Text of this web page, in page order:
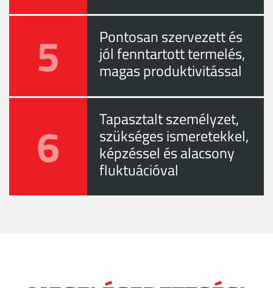
5 Pontosan szervezett és
jól fenntartott termelés,
magas produktivitással
6 Tapasztalt személyzet,
szükséges ismeretekkel,
képzéssel és alacsony
fluktuációval